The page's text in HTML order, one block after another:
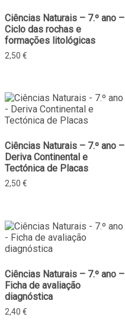
Ciências Naturais – 7.º ano –
Ciclo das rochas e
formações litológicas
2,50 €
Ciências Naturais – 7.º ano –
Deriva Continental e
Tectónica de Placas
2,50 €
Ciências Naturais – 7.º ano –
Ficha de avaliação
diagnóstica
2,40 €